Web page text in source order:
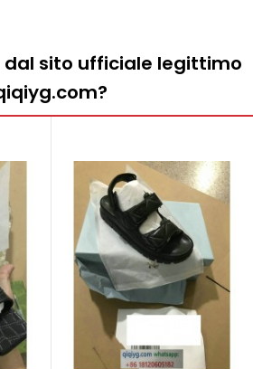
dal sito ufficiale legittimo